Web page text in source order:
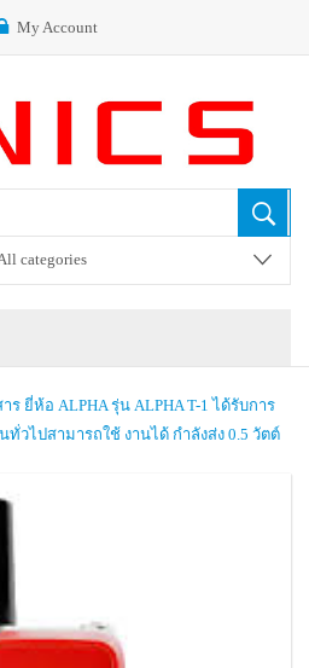
My Account
categories
ร ยี่ห้อ ALPHA รุ่น ALPHA T-1 ได้รับการ
วไปสามารถใช้ งานได้ กำลังส่ง 0.5 วัตต์